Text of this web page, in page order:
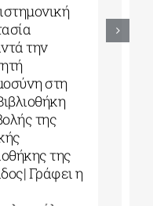
Υπόγειες
Διαδρομές: Από το
Έπος του
Γκιλγκαμές στην
Οδύσσεια| Γράφει
ο Πάνος Λιάκος
31 Ιουλίου, 2026
Comments